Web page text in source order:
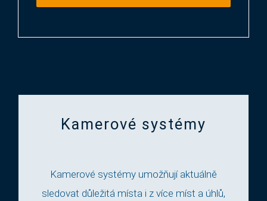
Kamerové systémy
Kamerové systémy umožňují aktuálně
sledovat důležitá místa i z více míst a úhlů,